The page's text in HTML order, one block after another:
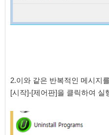
2.이와 같은 반복적인 메시지
[시작]-[제어판]을 클릭하여 실